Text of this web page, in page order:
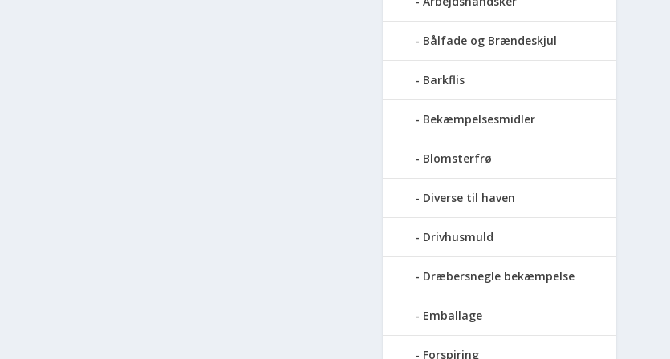
Bålfade og Brændeskjul
Barkflis
Bekæmpelsesmidler
Blomsterfrø
Diverse til haven
Drivhusmuld
Dræbersnegle bekæmpelse
Emballage
Forspiring